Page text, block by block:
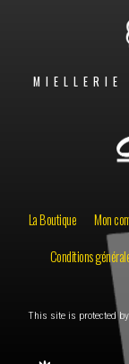
MIELLERIE
La Boutique Mon
Conditions
This site is protected